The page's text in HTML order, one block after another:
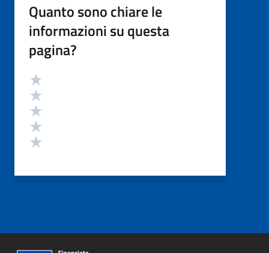
Quanto sono chiare le
informazioni su questa
pagina?
Valutazione